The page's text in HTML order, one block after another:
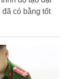
có bằng tốt